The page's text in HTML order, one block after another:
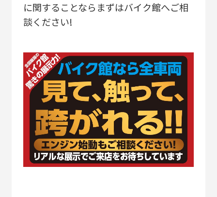
に関することならまずはバイク館へご相
談ください!